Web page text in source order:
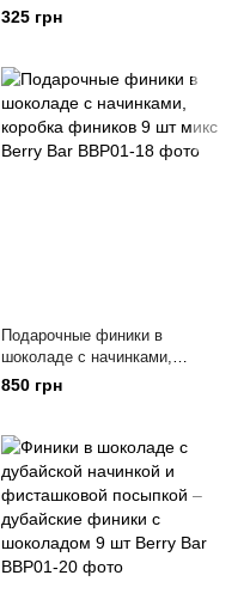
конфет сердечек 9 шт -
berrybar_zt
325 грн
Подарочные финики в
шоколаде с начинками,
коробка фиников 9 шт микс
Berry Bar
850 грн